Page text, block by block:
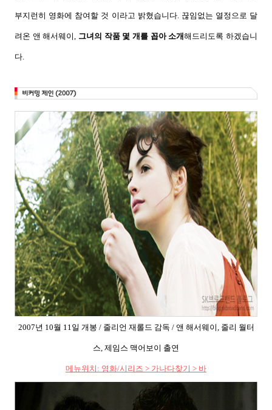
부지런히 영화에 참여할 것 이라고 밝혔습니다. 끊임없는 열정으로 달
려온 앤 해서웨이, 그녀의 작품 몇 개를 꼽아 소개해드리도록 하겠습니
다.
2007년 10월 11일 개봉 / 줄리언 재롤드 감독 / 앤 해서웨이, 줄리 월터
스, 제임스 맥어보이 출연
메뉴위치 : 영화/시리즈 > 가나다찾기 > 바